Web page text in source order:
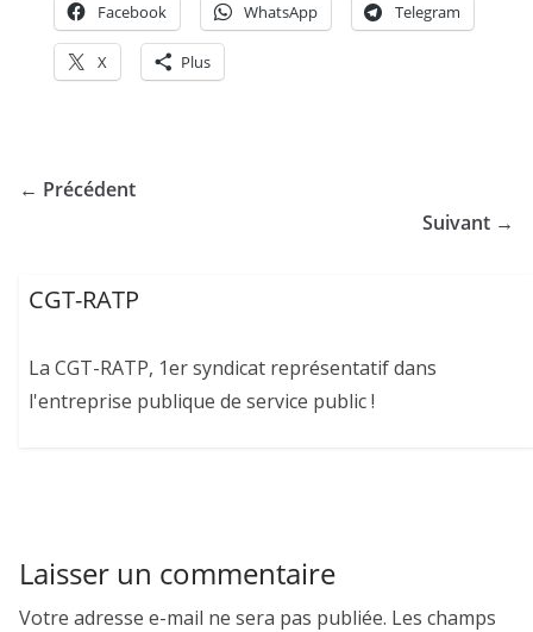
Facebook WhatsApp Telegram
X Plus
← Précédent
Suivant →
CGT-RATP
La CGT-RATP, 1er syndicat représentatif dans
l'entreprise publique de service public !
Laisser un commentaire
Votre adresse e-mail ne sera pas publiée. Les champs